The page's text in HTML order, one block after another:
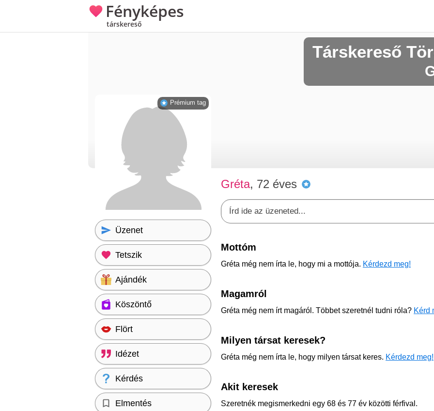
Fényképes
társkereső
Társkereső
Gréta, 72 éves
Mottóm
Gréta még nem írta le, hogy mi a mottója. Kérdezd meg!
Magamról
Gréta még nem írt magáról. Többet szeretnél tudni róla? Kérd
Milyen társat keresek?
Gréta még nem írta le, hogy milyen társat keres. Kérdezd meg!
Akit keresek
Szeretnék megismerkedni egy 68 és 77 év közötti férfival.
Prémium tag
Üzenet
Tetszik
Ajándék
Köszöntő
Flört
Idézet
Kérdés
Elmentés